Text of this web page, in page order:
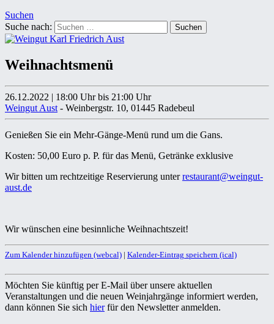
Suchen
Suche nach:
Weihnachtsmenü
26.12.2022 | 18:00 Uhr bis 21:00 Uhr
Weingut Aust - Weinbergstr. 10, 01445 Radebeul
Genießen Sie ein Mehr-Gänge-Menü rund um die Gans.
Kosten: 50,00 Euro p. P. für das Menü, Getränke exklusive
Wir bitten um rechtzeitige Reservierung unterrestaurant@weingut-
aust.de
Wir wünschen eine besinnliche Weihnachtszeit!
Zum Kalender hinzufügen (webcal) | Kalender-Eintrag speichern (ical)
Möchten Sie künftig per E-Mail über unsere aktuellen
Veranstaltungen und die neuen Weinjahrgänge informiert werden,
dann können Sie sich hierfür den Newsletter anmelden.